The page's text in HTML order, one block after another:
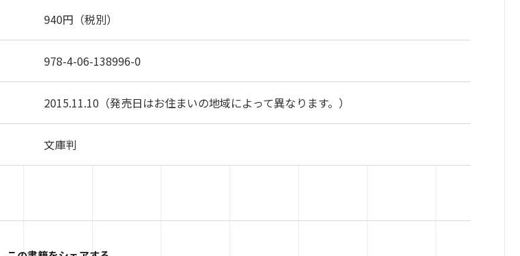
940円（税別）
978-4-06-138996-0
2015.11.10 （発売日はお住まいの地域によって異なります。）
文庫判